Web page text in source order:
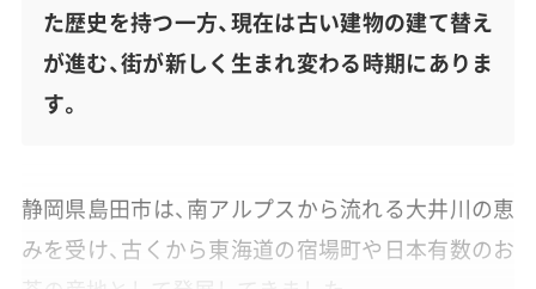
た歴史を持つ一方、現在は古い建物の建て替え
が進む、街が新しく生まれ変わる時期にありま
す。
静岡県島田市は、南アルプスから流れる大井川の恵
みを受け、古くから東海道の宿場町や日本有数のお